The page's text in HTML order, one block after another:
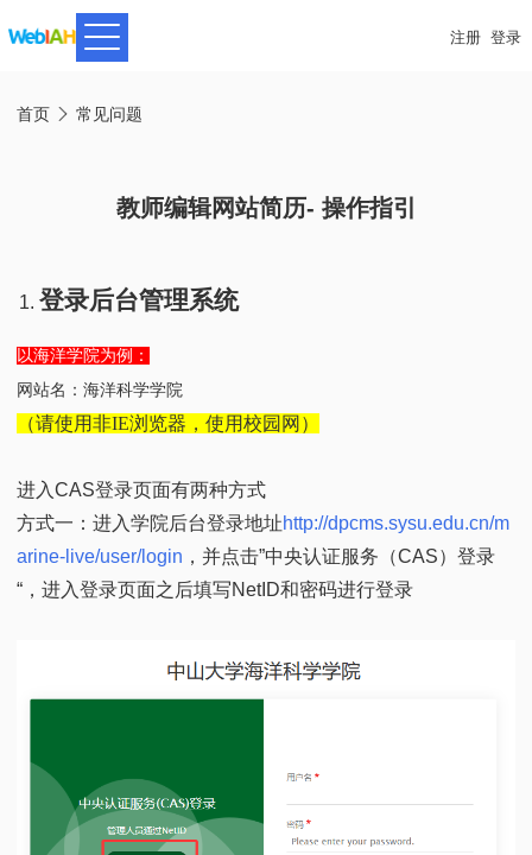
注册 登录
面
首页  常见问题
教师编辑网站简历- 操作指引
登录后台管理系统
以海洋学院为例：
网站名：海洋科学学院
（请使用非IE浏览器，使用校园网）
进入CAS登录页面有两种方式
方式一：进入学院后台登录地址http://dpcms.sysu.edu.cn/m
arine-live/user/login ，并点击”中央认证服务（CAS）登录
“，进入登录页面之后填写NetID和密码进行登录